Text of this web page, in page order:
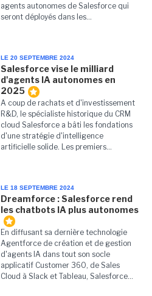
agents autonomes de Salesforce qui
seront déployés dans les...
LE 20 SEPTEMBRE 2024
Salesforce vise le milliard
d'agents IA autonomes en
2025
A coup de rachats et d'investissement
R&D, le spécialiste historique du CRM
cloud Salesforce a bâti les fondations
d'une stratégie d'intelligence
artificielle solide. Les premiers...
LE 18 SEPTEMBRE 2024
Dreamforce : Salesforce rend
les chatbots IA plus autonomes
En diffusant sa dernière technologie
Agentforce de création et de gestion
d'agents IA dans tout son socle
applicatif Customer 360, de Sales
Cloud à Slack et Tableau, Salesforce...